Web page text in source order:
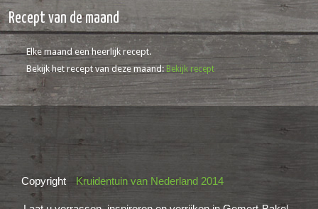
Recept van de maand
Elke maand een heerlijk recept.
Bekijk het recept van deze maand: Bekijk recept
Copyright Kruidentuin van Nederland 2014